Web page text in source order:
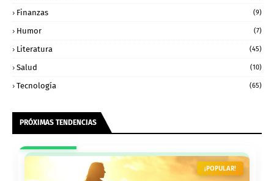
Finanzas (9)
Humor (7)
Literatura (45)
Salud (10)
Tecnología (65)
PRÓXIMAS TENDENCIAS
¡POPULAR!